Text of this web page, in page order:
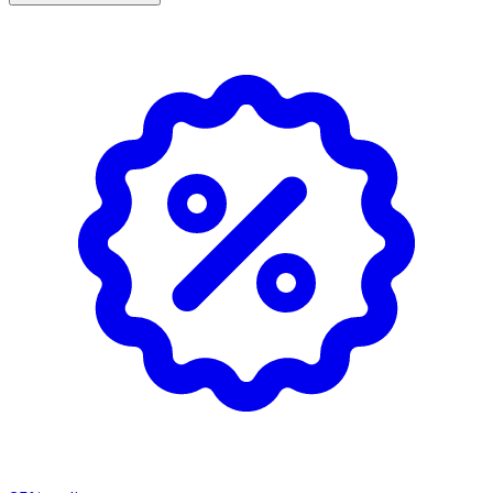
Egenskaper
· Rengör utan att torka ut huden
· Mild doft av musk, marine och sandelträ
· Dermatologiskt testad
· Parabenfri och med allergenfri parfym
· Tillverkad i Sverige
Användning
· Används vid dusch.
· Applicera på fuktig hud och skölj av.